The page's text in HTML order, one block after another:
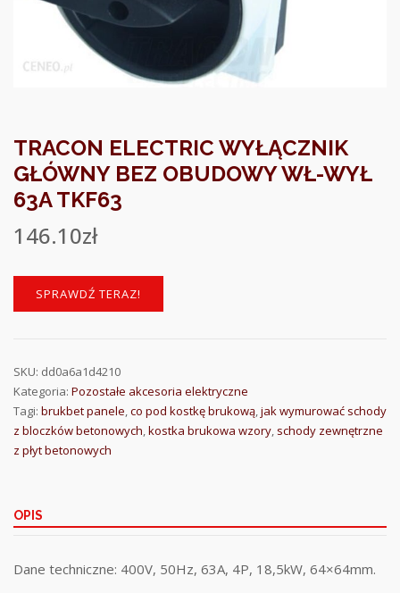
TRACON ELECTRIC WYŁĄCZNIK
GŁÓWNY BEZ OBUDOWY WŁ-WYŁ
63A TKF63
146.10zł
SPRAWDŹ TERAZ!
SKU: dd0a6a1d4210
Kategoria: Pozostałe akcesoria elektryczne
Tagi: brukbet panele co pod kostkę brukową jak wymurować schody
z bloczków betonowych kostka brukowa wzory schody zewnętrzne
z płyt betonowych
OPIS
Dane techniczne: 400V, 50Hz, 63A, 4P, 18,5kW, 64×64mm.